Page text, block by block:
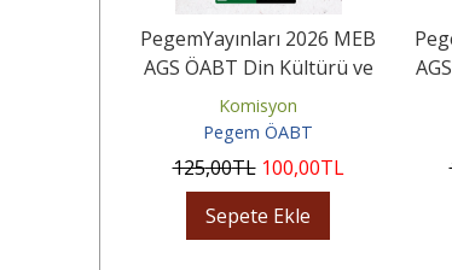
PegemYayınları 2026 MEB
AGS ÖABT Din Kültürü ve
Ahlak Bilgisi...
Komisyon
Pegem ÖABT
125,00TL 100,00TL
Sepete Ekle